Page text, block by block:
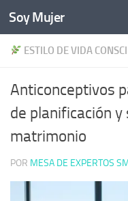
Bajo el contenido
Soy Mujer
ESTILO DE VIDA
Anticonceptivos
de planificación
matrimonio
POR MESA DE EXPERTOS